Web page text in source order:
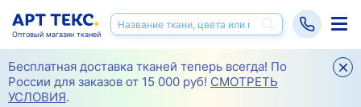
Бесплатная доставка тканей теперь всегда! По
России для заказов от 15 000 руб! СМОТРЕТЬ
УСЛОВИЯ.
Оптовый магазин тканей